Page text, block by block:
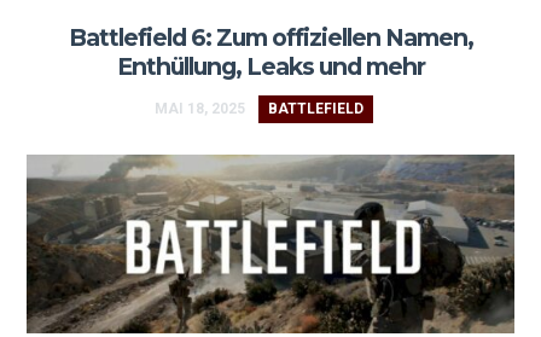
Battlefield 6: Zum offiziellen Namen,
Enthüllung, Leaks und mehr
MAI 18, 2025 BATTLEFIELD